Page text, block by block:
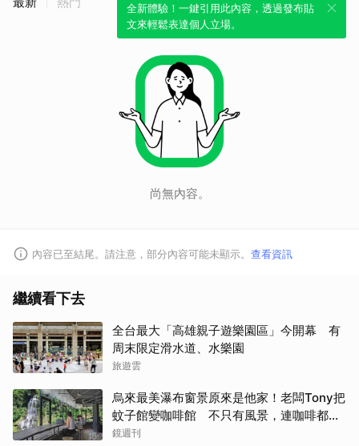
全新體驗！一鍵引用此內容，透過發布貼
文來輕鬆表達個人立場。
尚無內容。
內容已至結尾。請注意，部分內容可能未顯示。 查看資訊
繼續看下去
全台最大「高雄親子遊樂園區」今開幕 有
周末限定滑水道、水樂園
旅遊雲
烏來最美瀑布窗景原來是他家！老闆Tony把
蚊子館變咖啡館 不只有風景，連咖啡都好
喝到讓人想再來
鏡週刊